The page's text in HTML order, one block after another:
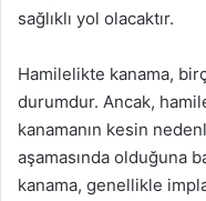
sağlıklı yol olacaktır.
Hamilelikte kanama,
durumdur. Ancak,
kanamanın kesin
aşamasında olduğuna
kanama, genellikle